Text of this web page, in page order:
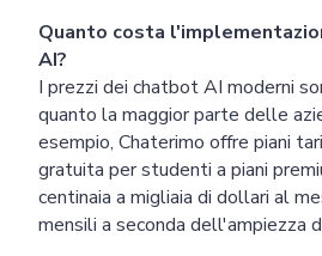
Quanto costa
AI?
I prezzi dei chatbot AI moderni
quanto la maggior parte delle
esempio, Chaterimo offre piani
gratuita per studenti a piani
centinaia a migliaia di dollari al
mensili a seconda dell'ampiezza